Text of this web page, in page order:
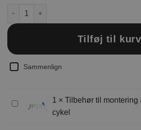
Herrecykel Dallas Men 28”, 165-190 cm,
Tilføj til kurv
Sammenlign
Tilbehør
1 × Tilbehør til montering
cykel